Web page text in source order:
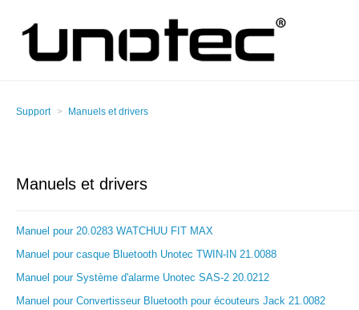
Support Manuels et drivers
Manuels et drivers
Manuel pour 20.0283 WATCHUU FIT MAX
Manuel pour casque Bluetooth Unotec TWIN-IN 21.0088
Manuel pour Système d'alarme Unotec SAS-2 20.0212
Manuel pour Convertisseur Bluetooth pour écouteurs Jack 21.0082